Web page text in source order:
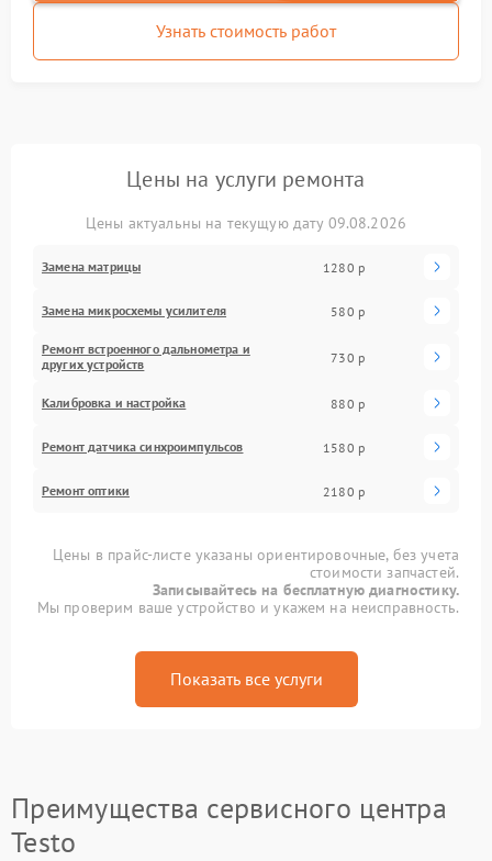
Узнать стоимость работ
Цены на услуги ремонта
Цены актуальны на текущую дату 09.08.2026
Замена матрицы 1280 р
Замена микросхемы усилителя 580 р
Ремонт встроенного дальнометра и
других устройств
730 р
Калибровка и настройка 880 р
Ремонт датчика синхроимпульсов 1580 р
Ремонт оптики 2180 р
Цены в прайс-листе указаны ориентировочные, без учета
стоимости запчастей.
Записывайтесь на бесплатную диагностику.
Мы проверим ваше устройство и укажем на неисправность.
Показать все услуги
Преимущества сервисного центра
Testo